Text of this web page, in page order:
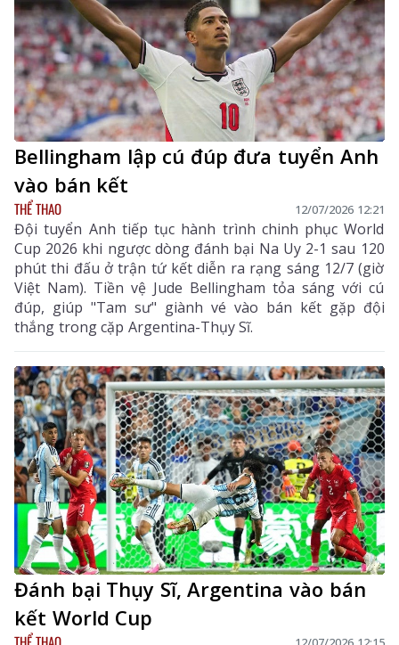
Bellingham lập cú đúp đưa tuyển Anh
vào bán kết
THỂ THAO 12/07/2026 12:21
Đội tuyển Anh tiếp tục hành trình chinh phục World
Cup 2026 khi ngược dòng đánh bại Na Uy 2-1 sau 120
phút thi đấu ở trận tứ kết diễn ra rạng sáng 12/7 (giờ
Việt Nam). Tiền vệ Jude Bellingham tỏa sáng với cú
đúp, giúp "Tam sư" giành vé vào bán kết gặp đội
thắng trong cặp Argentina-Thụy Sĩ.
Đánh bại Thụy Sĩ, Argentina vào bán
kết World Cup